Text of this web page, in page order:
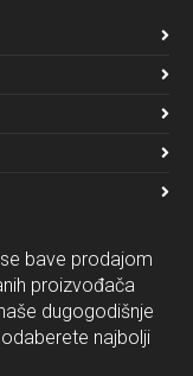
bave prodajom
proizvođača
dugogodišnje
najbolji